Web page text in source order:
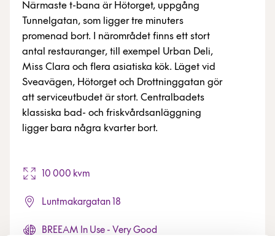
Närmaste t-bana är Hötorget, uppgång
Tunnelgatan, som ligger tre minuters
promenad bort. I närområdet finns ett stort
antal restauranger, till exempel Urban Deli,
Miss Clara och flera asiatiska kök. Läget vid
Sveavägen, Hötorget och Drottninggatan gör
att serviceutbudet är stort. Centralbadets
klassiska bad- och friskvårdsanläggning
ligger bara några kvarter bort.
10 000 kvm
Luntmakargatan 18
BREEAM In Use - Very Good